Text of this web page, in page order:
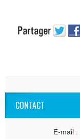
CONTACT
E-mail :